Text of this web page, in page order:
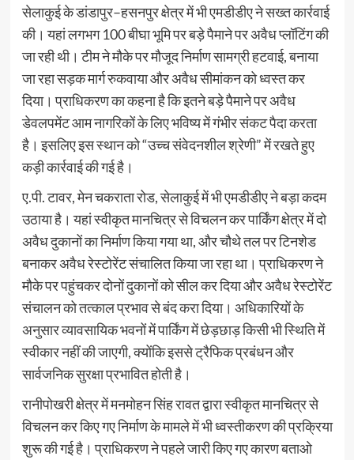
सेलाकुई के डांडापुर–हसनपुर क्षेत्र में भी एमडीडीए ने सख्त कार्रवाई
की। यहां लगभग 100 बीघा भूमि पर बड़े पैमाने पर अवैध प्लॉटिंग की
जा रही थी। टीम ने मौके पर मौजूद निर्माण सामग्री हटवाई, बनाया
जा रहा सड़क मार्ग रुकवाया और अवैध सीमांकन को ध्वस्त कर
दिया। प्राधिकरण का कहना है कि इतने बड़े पैमाने पर अवैध
डेवलपमेंट आम नागरिकों के लिए भविष्य में गंभीर संकट पैदा करता
है। इसलिए इस स्थान को “उच्च संवेदनशील श्रेणी” में रखते हुए
कड़ी कार्रवाई की गई है।
ए.पी. टावर, मेन चकराता रोड, सेलाकुई में भी एमडीडीए ने बड़ा कदम
उठाया है। यहां स्वीकृत मानचित्र से विचलन कर पार्किंग क्षेत्र में दो
अवैध दुकानों का निर्माण किया गया था, और चौथे तल पर टिनशेड
बनाकर अवैध रेस्टोरेंट संचालित किया जा रहा था। प्राधिकरण ने
मौके पर पहुंचकर दोनों दुकानों को सील कर दिया और अवैध रेस्टोरेंट
संचालन को तत्काल प्रभाव से बंद करा दिया। अधिकारियों के
अनुसार व्यावसायिक भवनों में पार्किंग में छेड़छाड़ किसी भी स्थिति में
स्वीकार नहीं की जाएगी, क्योंकि इससे ट्रैफिक प्रबंधन और
सार्वजनिक सुरक्षा प्रभावित होती है।
रानीपोखरी क्षेत्र में मनमोहन सिंह रावत द्वारा स्वीकृत मानचित्र से
विचलन कर किए गए निर्माण के मामले में भी ध्वस्तीकरण की प्रक्रिया
शुरू की गई है। प्राधिकरण ने पहले जारी किए गए कारण बताओ